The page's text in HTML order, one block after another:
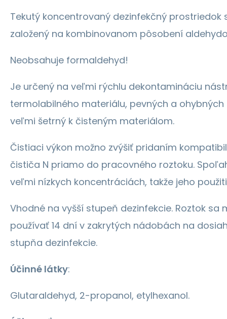
Tekutý koncentrovaný dezinfekčný prostriedok
založený na kombinovanom pôsobení
Neobsahuje formaldehyd!
Je určený na veľmi rýchlu dekontamináciu
termolabilného materiálu, pevných a ohybných
veľmi šetrný k čisteným materiálom.
Čistiaci výkon možno zvýšiť pridaním
čističa N priamo do pracovného roztoku.
veľmi nízkych koncentráciách, takže jeho
Vhodné na vyšší stupeň dezinfekcie. Roztok sa
používať 14 dní v zakrytých nádobách na
stupňa dezinfekcie.
Účinné látky:
Glutaraldehyd, 2-propanol, etylhexanol.